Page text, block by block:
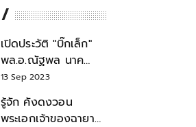
เปิดประวัติ "บิ๊กเล็ก"
พล.อ.ณัฐพล นาค
พาณิชย์ จากเลขาฯ
สมช.-เลขาฯ
รมว.กลาโหม
13 Sep 2023
รู้จัก คังดงวอน
พระเอกเจ้าของฉายา